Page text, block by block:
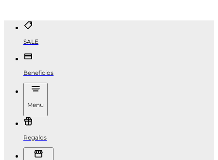
SALE
Beneficios
Menu
Regalos